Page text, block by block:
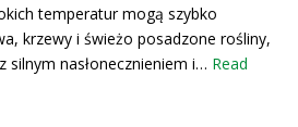
temperatur mogą szybko
krzewy i świeżo posadzone rośliny,
silnym nasłonecznieniem i… Read